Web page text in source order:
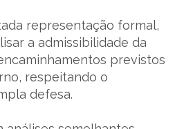
representação formal,
a admissibilidade da
previstos
respeitando o
defesa.